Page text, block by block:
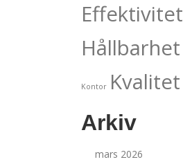
Effektivitet
Hållbarhet
Kontor Kvalitet
Arkiv
mars 2026